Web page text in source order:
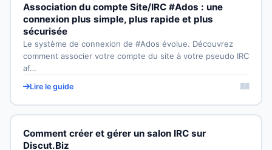
Association du compte Site/IRC #Ados : une
connexion plus simple, plus rapide et plus
sécurisée
Le système de connexion de #Ados évolue. Découvrez
comment associer votre compte du site à votre pseudo IRC
af…
Lire le guide
Comment créer et gérer un salon IRC sur
Discut.Biz